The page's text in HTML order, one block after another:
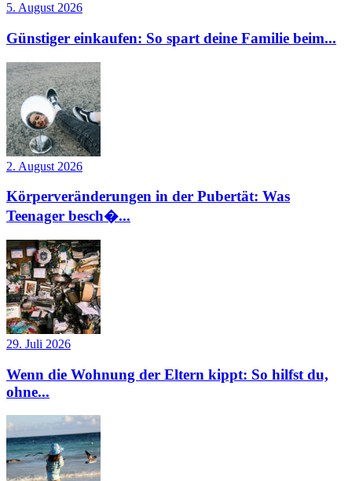
5. August 2026
Günstiger einkaufen: So spart deine Familie beim...
2. August 2026
Körperveränderungen in der Pubertät: Was
Teenager besch�...
29. Juli 2026
Wenn die Wohnung der Eltern kippt: So hilfst du,
ohne...